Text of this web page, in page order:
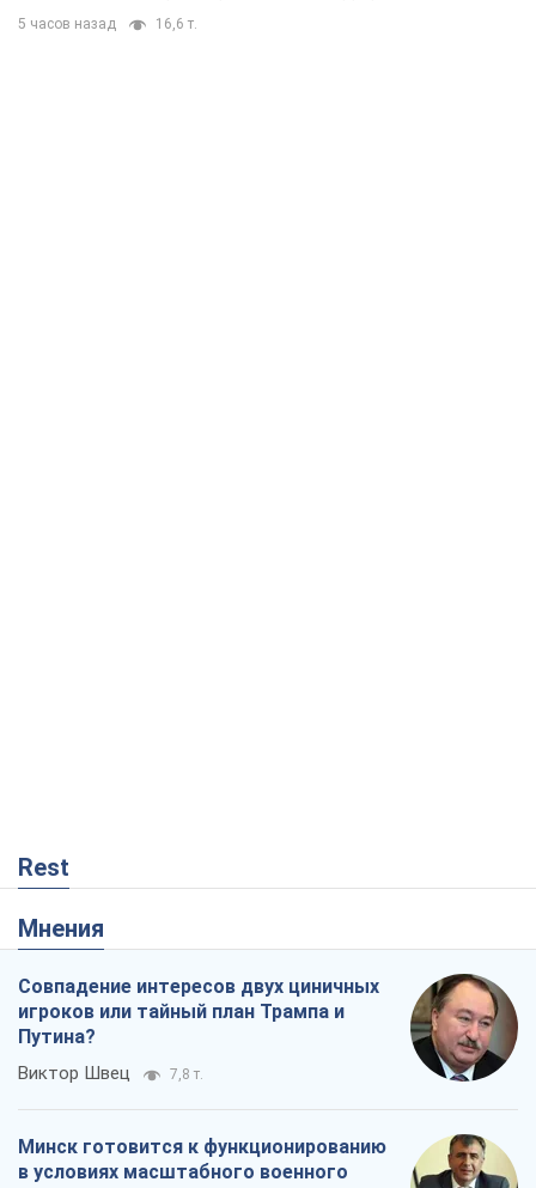
5 часов назад 16,6 т.
Rest
Мнения
Совпадение интересов двух циничных
игроков или тайный план Трампа и
Путина?
Виктор Швец 7,8 т.
Минск готовится к функционированию
в условиях масштабного военного